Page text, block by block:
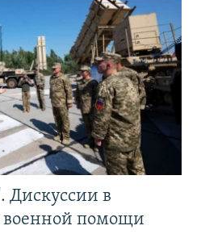
Дискуссии в
помощи